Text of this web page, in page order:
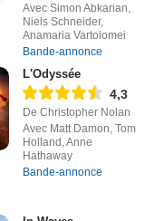
Avec Simon Abkarian,
Niels Schneider,
Anamaria Vartolomei
Bande-annonce
L'Odyssée
4,3
De Christopher Nolan
Avec Matt Damon, Tom
Holland, Anne
Hathaway
Bande-annonce